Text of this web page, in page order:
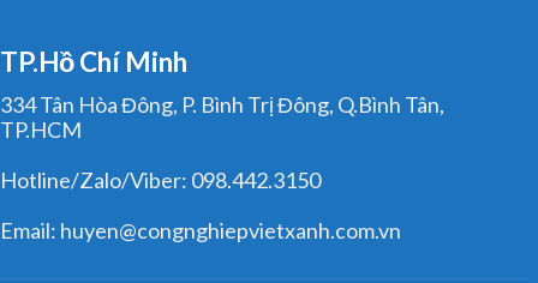
TP.Hồ Chí Minh
334 Tân Hòa Đông, P. Bình Trị Đông, Q.Bình Tân,
TP.HCM
Hotline/Zalo/Viber: 098.442.3150
Email: huyen@congnghiepvietxanh.com.vn